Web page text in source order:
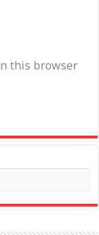
this browser